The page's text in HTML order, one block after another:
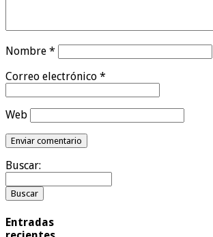
Nombre *
Correo electrónico *
Web
Buscar:
Entradas